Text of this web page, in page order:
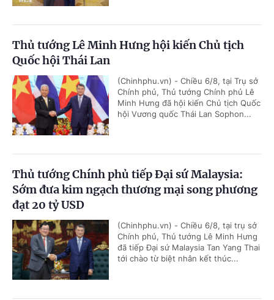
Thủ tướng Lê Minh Hưng hội kiến Chủ tịch
Quốc hội Thái Lan
(Chinhphu.vn) - Chiều 6/8, tại Trụ sở
Chính phủ, Thủ tướng Chính phủ Lê
Minh Hưng đã hội kiến Chủ tịch Quốc
hội Vương quốc Thái Lan Sophon...
Thủ tướng Chính phủ tiếp Đại sứ Malaysia:
Sớm đưa kim ngạch thương mại song phương
đạt 20 tỷ USD
(Chinhphu.vn) - Chiều 6/8, tại trụ sở
Chính phủ, Thủ tướng Lê Minh Hưng
đã tiếp Đại sứ Malaysia Tan Yang Thai
tới chào từ biệt nhân kết thúc...